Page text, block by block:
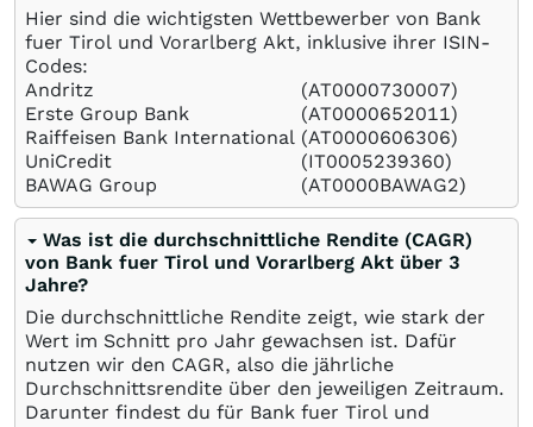
Hier sind die wichtigsten Wettbewerber von Bank
fuer Tirol und Vorarlberg Akt, inklusive ihrer ISIN-
Codes:
Andritz
(AT0000730007)
Erste Group Bank
(AT0000652011)
Raiffeisen Bank International (AT0000606306)
UniCredit
(IT0005239360)
BAWAG Group
(AT0000BAWAG2)
Was ist die durchschnittliche Rendite (CAGR)
von Bank fuer Tirol und Vorarlberg Akt über 3
Jahre?
Die durchschnittliche Rendite zeigt, wie stark der
Wert im Schnitt pro Jahr gewachsen ist. Dafür
nutzen wir den CAGR, also die jährliche
Durchschnittsrendite über den jeweiligen Zeitraum.
Darunter findest du für Bank fuer Tirol und